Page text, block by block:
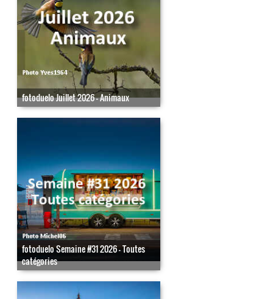
fotoduelo Juillet 2026 - Animaux
fotoduelo Semaine #31 2026 - Toutes
catégories